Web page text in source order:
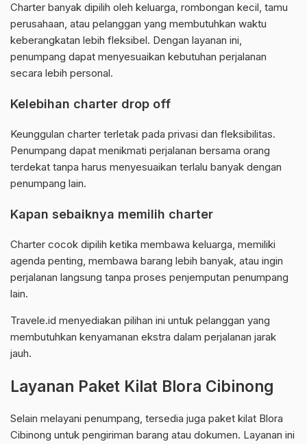
Charter banyak dipilih oleh keluarga, rombongan kecil, tamu
perusahaan, atau pelanggan yang membutuhkan waktu
keberangkatan lebih fleksibel. Dengan layanan ini,
penumpang dapat menyesuaikan kebutuhan perjalanan
secara lebih personal.
Kelebihan charter drop off
Keunggulan charter terletak pada privasi dan fleksibilitas.
Penumpang dapat menikmati perjalanan bersama orang
terdekat tanpa harus menyesuaikan terlalu banyak dengan
penumpang lain.
Kapan sebaiknya memilih charter
Charter cocok dipilih ketika membawa keluarga, memiliki
agenda penting, membawa barang lebih banyak, atau ingin
perjalanan langsung tanpa proses penjemputan penumpang
lain.
Travele.id menyediakan pilihan ini untuk pelanggan yang
membutuhkan kenyamanan ekstra dalam perjalanan jarak
jauh.
Layanan Paket Kilat Blora Cibinong
Selain melayani penumpang, tersedia juga paket kilat Blora
Cibinong untuk pengiriman barang atau dokumen. Layanan ini